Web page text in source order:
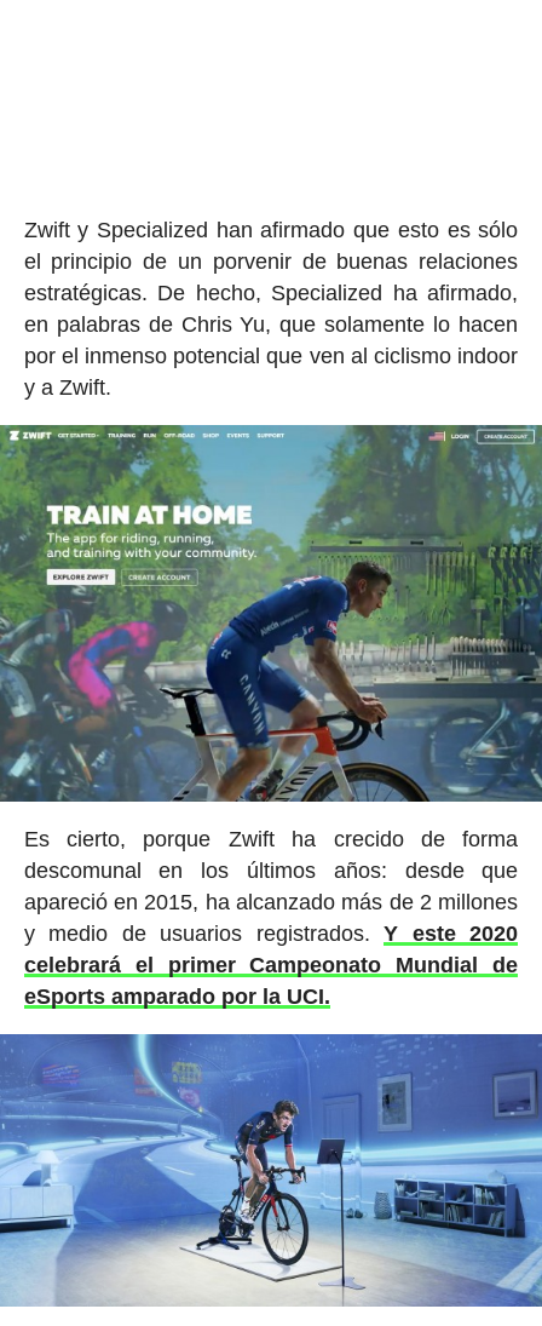
Zwift y Specialized han afirmado que esto es sólo
el principio de un porvenir de buenas relaciones
estratégicas. De hecho, Specialized ha afirmado,
en palabras de Chris Yu, que solamente lo hacen
por el inmenso potencial que ven al ciclismo indoor
y a Zwift.
Es cierto, porque Zwift ha crecido de forma
descomunal en los últimos años: desde que
apareció en 2015, ha alcanzado más de 2 millones
y medio de usuarios registrados.Y este 2020
celebrará el primer Campeonato Mundial de
eSports amparado por la UCI.